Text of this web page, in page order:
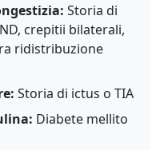
Storia di
crepitii bilaterali,
ridistribuzione
Storia di ictus o TIA
Diabete mellito